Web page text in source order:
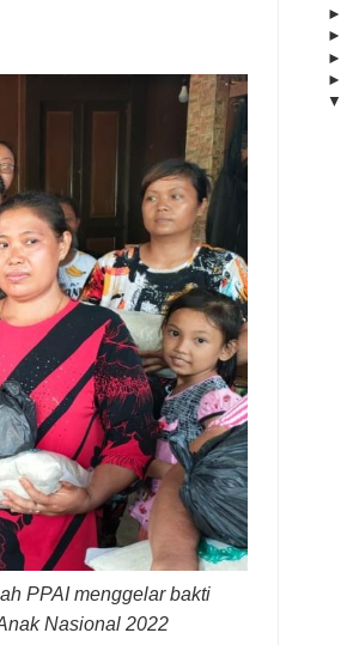
Bisnis Kuliner
dan Kebersamaan
Wujud Kemanunggalan
dan Kondusif
TNI dan Rakyat
Semirejo
Wilayah
Wilayah
Alun Kembang Joyo
PPAI menggelar bakti
Nasional 2022
►
►
►
►
▼